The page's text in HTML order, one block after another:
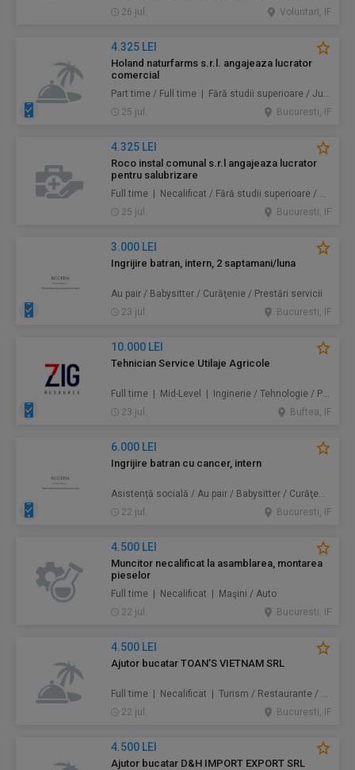
26 jul.
Voluntari, IF
4.325 LEI
Holand naturfarms s.r.l. angajeaza lucrator
comercial
Part time / Full time | Fără studii superioare / Junior/Entry Level | Alimentație / Comerț
25 jul.
Bucuresti, IF
4.325 LEI
Roco instal comunal s.r.l angajeaza lucrator
pentru salubrizare
Full time | Necalificat / Fără studii superioare / Junior/Entry Level | Protecţia mediului / Prestări servicii
25 jul.
Bucuresti, IF
3.000 LEI
Ingrijire batran, intern, 2 saptamani/luna
Au pair / Babysitter / Curăţenie / Prestări servicii
23 jul.
Bucuresti, IF
10.000 LEI
Tehnician Service Utilaje Agricole
Full time | Mid-Level | Inginerie / Tehnologie / Producție
23 jul.
Buftea, IF
6.000 LEI
Ingrijire batran cu cancer, intern
Asistență socială / Au pair / Babysitter / Curăţenie / Prestări servicii
22 jul.
Bucuresti, IF
4.500 LEI
Muncitor necalificat la asamblarea, montarea
pieselor
Full time | Necalificat | Maşini / Auto
22 jul.
Bucuresti, IF
4.500 LEI
Ajutor bucatar TOAN’S VIETNAM SRL
Full time | Necalificat | Turism / Restaurante / Hoteluri
22 jul.
Bucuresti, IF
4.500 LEI
Ajutor bucatar D&H IMPORT EXPORT SRL